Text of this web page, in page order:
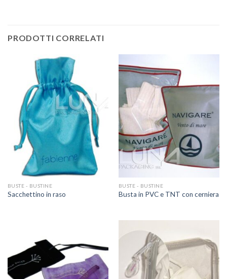
PRODOTTI CORRELATI
BUSTE - BUSTINE
Sacchettino in raso
BUSTE - BUSTINE
Busta in PVC e TNT con cerniera